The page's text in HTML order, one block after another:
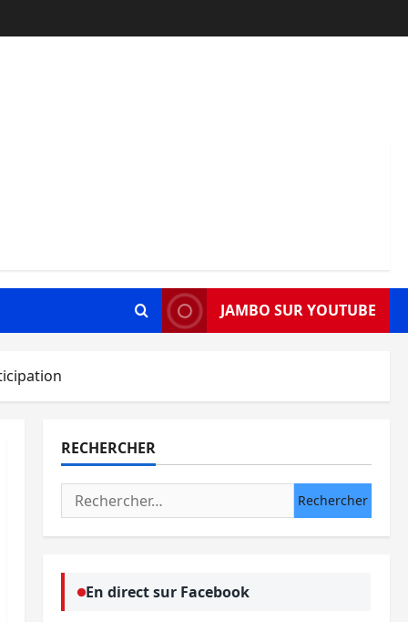
JAMBO SUR YOUTUBE
RECHERCHER
Rechercher :
En direct sur Facebook